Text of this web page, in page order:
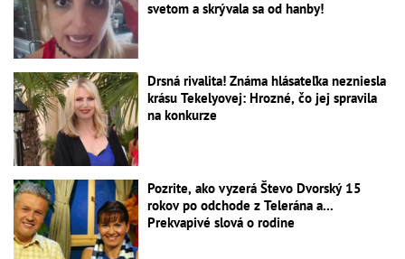
svetom a skrývala sa od hanby!
Drsná rivalita! Známa hlásateľka nezniesla
krásu Tekelyovej: Hrozné, čo jej spravila
na konkurze
Pozrite, ako vyzerá Števo Dvorský 15
rokov po odchode z Telerána a...
Prekvapivé slová o rodine